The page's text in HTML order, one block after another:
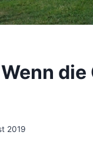
2019